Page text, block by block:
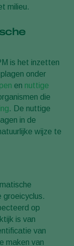
milieu.
is het inzetten
onder
en nuttige
die
. De nuttige
in de
wijze te
groeicyclus.
op
is van
van
maken van